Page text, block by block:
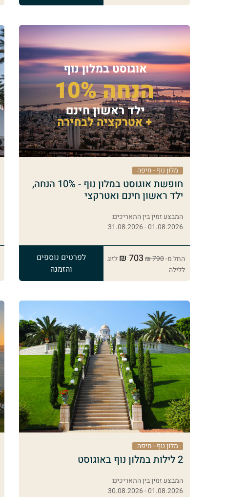
מלון נוף - חיפה
חופשת אוגוסט במלון נוף - 10% הנחה,
ילד ראשון חינם ואטרקצי
המבצע זמין בין התאריכים:
01.08.2026 - 31.08.2026
החל מ-790 ₪
703 ₪
לזוג
ללילה
לפרטים נוספים
והזמנה
מלון נוף - חיפה
2 לילות במלון נוף באוגוסט
המבצע זמין בין התאריכים:
01.08.2026 - 30.08.2026